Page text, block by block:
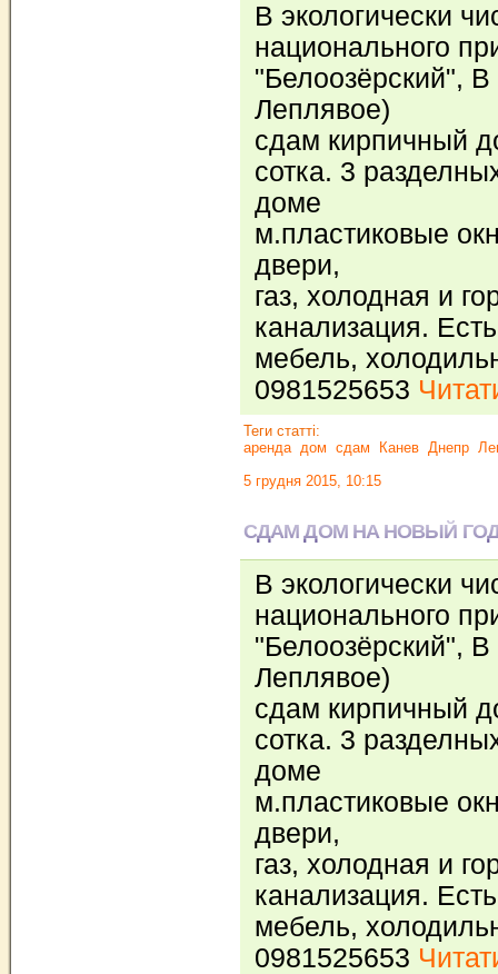
В экологически
национального
"Белоозёрский",
Леплявое)
сдам кирпичный
сотка. 3
доме
м.пластиковые
двери,
газ, холодная и
канализация.
мебель,
0981525653
Теги статті:
аренда дом сдам Канев Днепр
5 грудня 2015, 10:15
СДАМ ДОМ НА НОВЫЙ
В экологически
национального
"Белоозёрский",
Леплявое)
сдам кирпичный
сотка. 3
доме
м.пластиковые
двери,
газ, холодная и
канализация.
мебель,
0981525653